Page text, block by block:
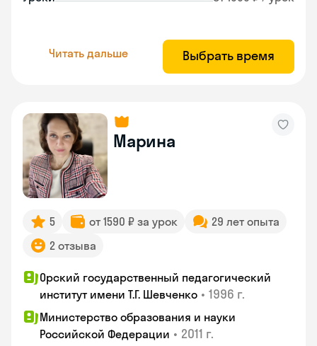
Читать дальше Выбрать время
Марина
5 от 1590 ₽ за урок
29 лет опыта
2 отзыва
Орский государственный педагогический
институт имени Т.Г. Шевченко • 1996 г.
Министерство образования и науки
Российской Федерации • 2011 г.